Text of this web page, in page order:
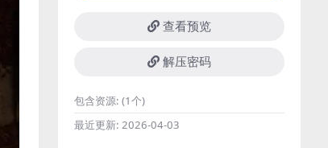
查看预览
解压密码
包含资源: (1个)
最近更新: 2026-04-03